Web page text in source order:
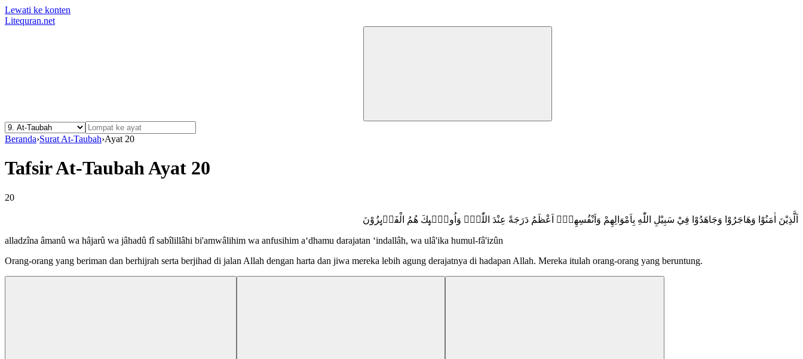
Lewati ke konten
Litequran.net
Beranda›Surat At-Taubah›Ayat 20
Tafsir At-Taubah Ayat 20
20
اَلَّذِيْنَ اٰمَنُوْا وَهَاجَرُوْا وَجَاهَدُوْا فِيْ سَبِيْلِ اللّٰهِ بِاَمْوَالِهِمْ وَاَنْفُسِهِمْۙ اَعْظَمُ دَرَجَةً عِنْدَ اللّٰهِۗ وَاُولٰۤىِٕكَ هُمُ الْفَاۤىِٕزُوْنَ
alladzîna âmanû wa hâjarû wa jâhadû fî sabîlillâhi bi'amwâlihim wa anfusihim a‘dhamu darajatan ‘indallâh, wa ulâ'ika humul-fâ'izûn
Orang-orang yang beriman dan berhijrah serta berjihad di jalan Allah dengan harta dan jiwa mereka lebih agung derajatnya di hadapan Allah. Mereka itulah orang-orang yang beruntung.